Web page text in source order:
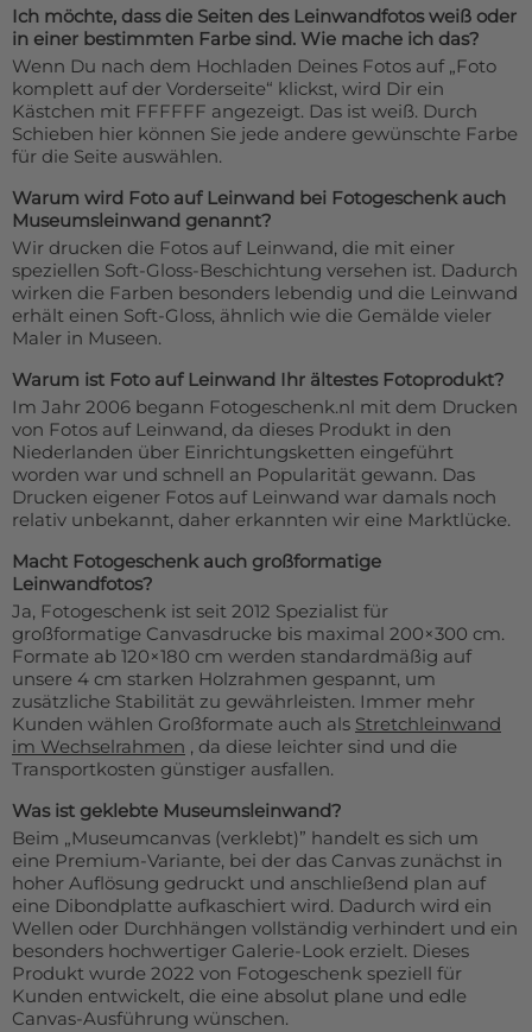
Ich möchte, dass die Seiten des Leinwandfotos weiß oder
in einer bestimmten Farbe sind. Wie mache ich das?
Wenn Du nach dem Hochladen Deines Fotos auf „Foto
komplett auf der Vorderseite“ klickst, wird Dir ein
Kästchen mit FFFFFF angezeigt. Das ist weiß. Durch
Schieben hier können Sie jede andere gewünschte Farbe
für die Seite auswählen.
Warum wird Foto auf Leinwand bei Fotogeschenk auch
Museumsleinwand genannt?
Wir drucken die Fotos auf Leinwand, die mit einer
speziellen Soft-Gloss-Beschichtung versehen ist. Dadurch
wirken die Farben besonders lebendig und die Leinwand
erhält einen Soft-Gloss, ähnlich wie die Gemälde vieler
Maler in Museen.
Warum ist Foto auf Leinwand Ihr ältestes Fotoprodukt?
Im Jahr 2006 begann Fotogeschenk.nl mit dem Drucken
von Fotos auf Leinwand, da dieses Produkt in den
Niederlanden über Einrichtungsketten eingeführt
worden war und schnell an Popularität gewann. Das
Drucken eigener Fotos auf Leinwand war damals noch
relativ unbekannt, daher erkannten wir eine Marktlücke.
Macht Fotogeschenk auch großformatige
Leinwandfotos?
Ja, Fotogeschenk ist seit 2012 Spezialist für
großformatige Canvasdrucke bis maximal 200×300 cm.
Formate ab 120×180 cm werden standardmäßig auf
unsere 4 cm starken Holzrahmen gespannt, um
zusätzliche Stabilität zu gewährleisten. Immer mehr
Kunden wählen Großformate auch als Stretchleinwand
im Wechselrahmen , da diese leichter sind und die
Transportkosten günstiger ausfallen.
Was ist geklebte Museumsleinwand?
Beim „Museumcanvas (verklebt)” handelt es sich um
eine Premium-Variante, bei der das Canvas zunächst in
hoher Auflösung gedruckt und anschließend plan auf
eine Dibondplatte aufkaschiert wird. Dadurch wird ein
Wellen oder Durchhängen vollständig verhindert und ein
besonders hochwertiger Galerie-Look erzielt. Dieses
Produkt wurde 2022 von Fotogeschenk speziell für
Kunden entwickelt, die eine absolut plane und edle
Canvas-Ausführung wünschen.